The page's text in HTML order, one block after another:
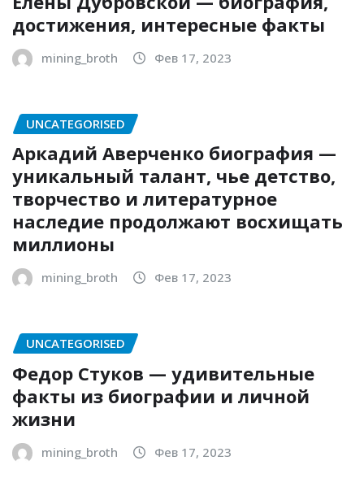
достижения, интересные факты
mining_broth Фев 17, 2023
UNCATEGORISED
Аркадий Аверченко биография —
уникальный талант, чье детство,
творчество и литературное
наследие продолжают восхищать
миллионы
mining_broth Фев 17, 2023
UNCATEGORISED
Федор Стуков — удивительные
факты из биографии и личной
жизни
mining_broth Фев 17, 2023